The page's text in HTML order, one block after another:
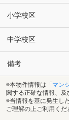
小学校区
中学校区
備考
※本物件情報は「 マン
関する正確な情報、及
※当情報を基に発生し
ご理解の上ご利用くだ